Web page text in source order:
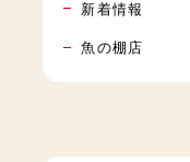
新着情報
魚の棚店